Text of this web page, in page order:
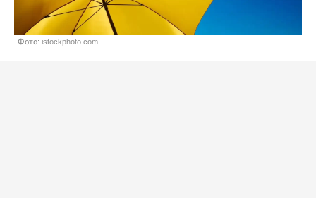
Фото: istockphoto.com